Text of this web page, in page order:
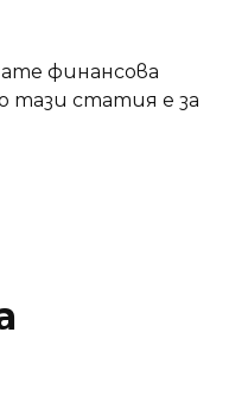
финансова
тази статия е за